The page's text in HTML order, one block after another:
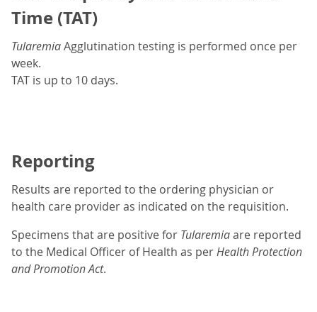
Time (TAT)
TularemiaAgglutination testing is performed once per
week.
TAT is up to 10 days.
Reporting
Results are reported to the ordering physician or
health care provider as indicated on the requisition.
Specimens that are positive for Tularemiaare reported
to the Medical Officer of Health as perHealth Protection
and Promotion Act.